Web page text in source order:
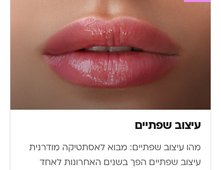
עיצוב שפתיים
מהו עיצוב שפתיים: מבוא לאסתטיקה מודרנית
עיצוב שפתיים הפך בשנים האחרונות לאחד